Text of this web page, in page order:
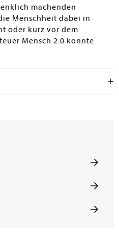
machenden
Menschheit dabei in
oder kurz vor dem
Mensch 2.0 könnte